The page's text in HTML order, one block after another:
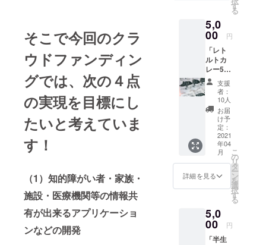
そこで今回のクラ
ウドファンディン
グでは、次の４点
の実現を目標にし
たいと考えていま
す！
（1）知的障がい者・家族・
施設・医療機関等の情報共
有が出来るアプリケーショ
ンなどの開発
す
る
5,0
00 円
「レト
ルトカ
レー5個
セッ
ト」
「ポス
トカー
ド3枚
セッ
ト」
支援
者：
10人
お届
け予
定：
2021
年04
月
詳細を見る
こ
の
リ
タ
ー
ン
を
選
択
す
る
5,0
00 円
「半生